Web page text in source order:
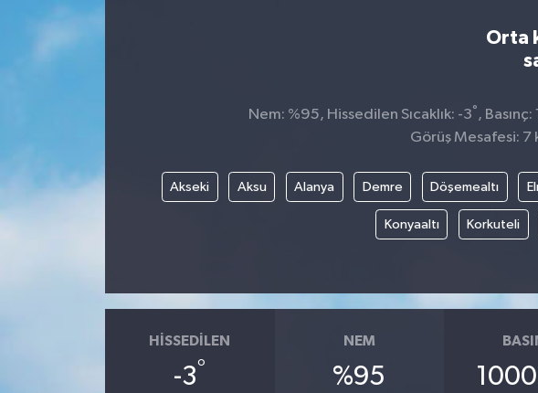
Orta
Nem: %95, Hissedilen Sıcaklık: -3° ,
Görüş Mesafesi: 7
Akseki Aksu Alanya Demre Döşemealtı
Konyaaltı Korkuteli
HISSEDILEN
-3°
NEM
%95 1000